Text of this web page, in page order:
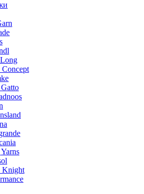
Knight